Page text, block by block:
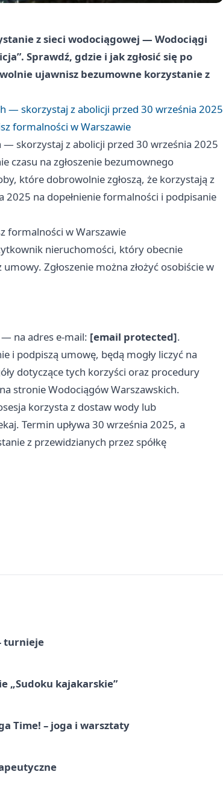
z sieci wodociągowej — Wodociągi
Sprawdź, gdzie i jak zgłosić się po
ujawnisz bezumowne korzystanie z
— skorzystaj z abolicji przed 30 września 2025
formalności w Warszawie
— skorzystaj z abolicji przed 30 września 2025
czasu na zgłoszenie bezumownego
które dobrowolnie zgłoszą, że korzystają z
2025 na dopełnienie formalności i podpisanie
formalności w Warszawie
nieruchomości, który obecnie
Zgłoszenie można złożyć osobiście w
na adres e-mail: [email protected].
i podpiszą umowę, będą mogły liczyć na
dotyczące tych korzyści oraz procedury
stronie Wodociągów Warszawskich.
korzysta z dostaw wody lub
Termin upływa 30 września 2025, a
z przewidzianych przez spółkę
turnieje
„Sudoku kajakarskie”
Time! – joga i warsztaty